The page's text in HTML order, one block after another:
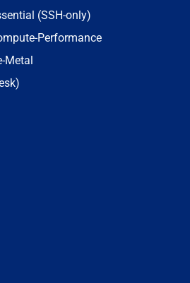
(SSH-only)
Performance
Metal